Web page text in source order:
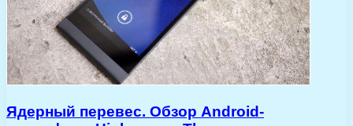
Ядерный перевес. Обзор Android-